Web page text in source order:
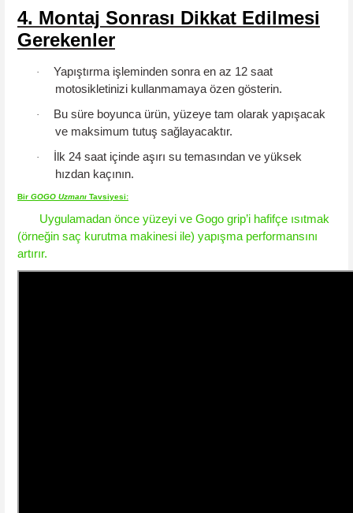
4. Montaj Sonrası Dikkat Edilmesi
Gerekenler
· Yapıştırma işleminden sonra en az 12 saat
motosikletinizi kullanmamaya özen gösterin.
·
Bu süre boyunca ürün, yüzeye tam olarak yapışacak
ve maksimum tutuş sağlayacaktır.
·
İlk 24 saat içinde aşırı su temasından ve yüksek
hızdan kaçının.
Bir GOGO Uzmanı Tavsiyesi:
Uygulamadan önce yüzeyi ve Gogo grip’i hafifçe ısıtmak
(örneğin saç kurutma makinesi ile) yapışma performansını
artırır.